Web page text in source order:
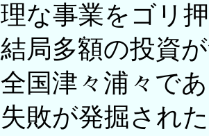
理な事業をゴリ
結局多額の投資
全国津々浦々で
失敗が発掘され